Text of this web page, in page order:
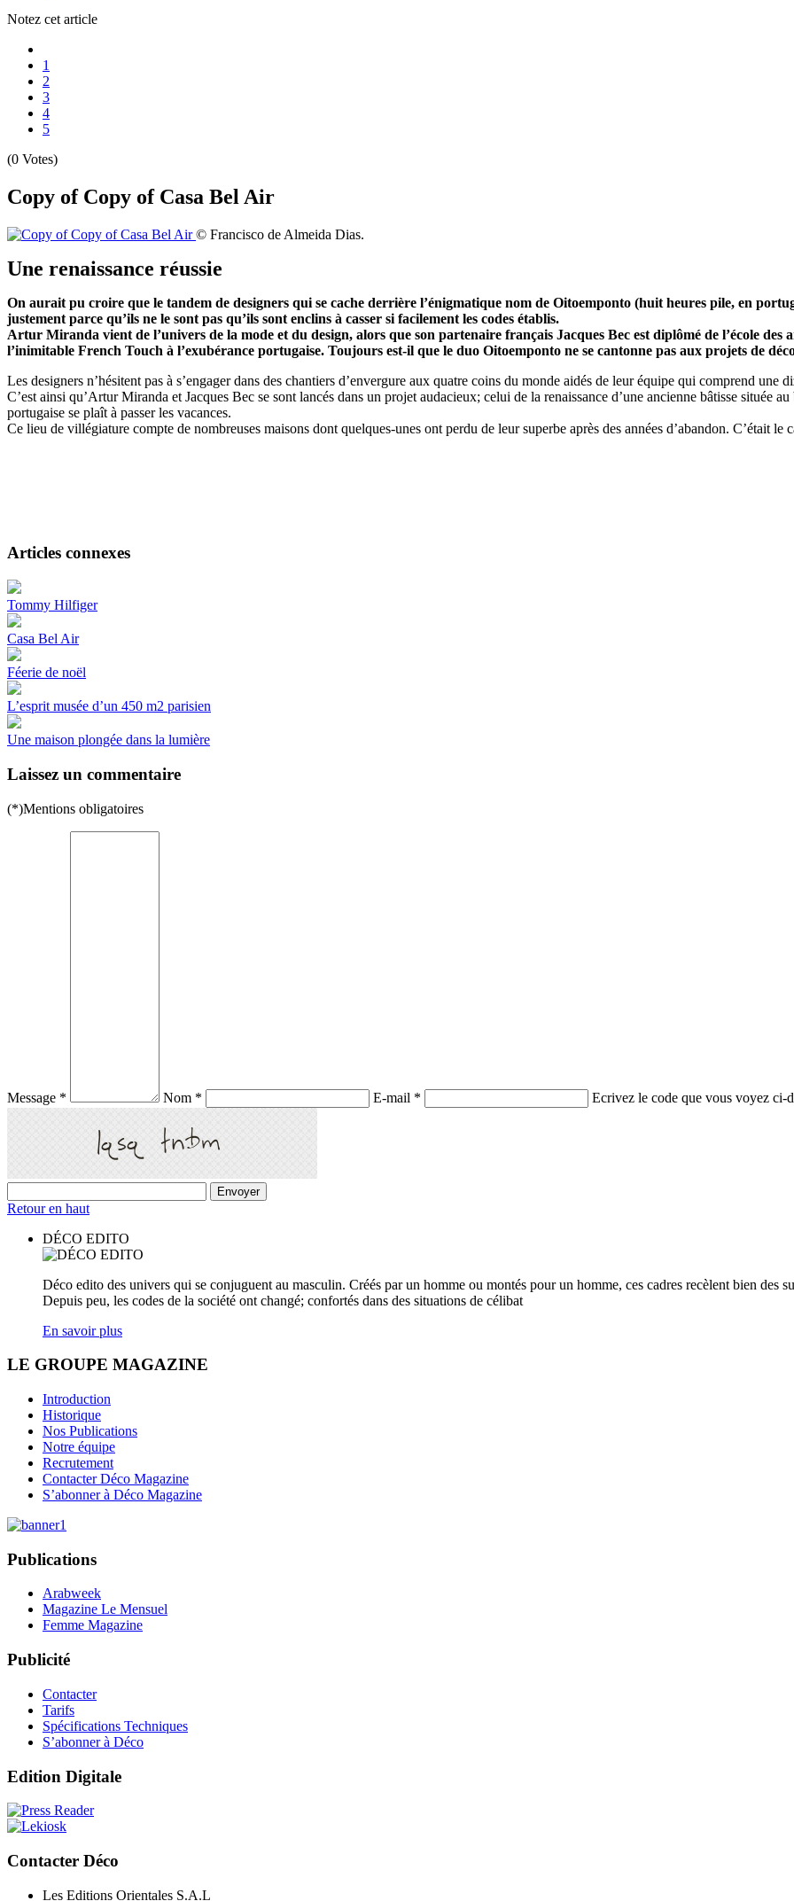
Notez cet article
1
2
3
4
5
(0 Votes)
Copy of Copy of Casa Bel Air
© Francisco de Almeida Dias.
Une renaissance réussie
On aurait pu croire que le tandem de designers qui se cache derrière l’énigmatique nom de Oitoemponto (huit heures pile, en
justement parce qu’ils ne le sont pas qu’ils sont enclins à casser si facilement les codes établis.
Artur Miranda vient de l’univers de la mode et du design, alors que son partenaire français Jacques Bec est diplômé de l’école
l’inimitable French Touch à l’exubérance portugaise. Toujours est-il que le duo Oitoemponto ne se cantonne pas aux projets de
Les designers n’hésitent pas à s’engager dans des chantiers d’envergure aux quatre coins du monde aidés de leur équipe qui comprend une
C’est ainsi qu’Artur Miranda et Jacques Bec se sont lancés dans un projet audacieux; celui de la renaissance d’une ancienne bâtisse située
portugaise se plaît à passer les vacances.
Ce lieu de villégiature compte de nombreuses maisons dont quelques-unes ont perdu de leur superbe après des années d’abandon. C’était
Articles connexes
Tommy Hilfiger
Casa Bel Air
Féerie de noël
L’esprit musée d’un 450 m2 parisien
Une maison plongée dans la lumière
Laissez un commentaire
(*)Mentions obligatoires
Message * Nom * E-mail * Ecrivez le code que vous voyez ci-
Retour en haut
DÉCO EDITO
Déco edito des univers qui se conjuguent au masculin. Créés par un homme ou montés pour un homme, ces cadres recèlent bien des
Depuis peu, les codes de la société ont changé; confortés dans des situations de célibat
En savoir plus
LE GROUPE MAGAZINE
Introduction
Historique
Nos Publications
Notre équipe
Recrutement
Contacter Déco Magazine
S’abonner à Déco Magazine
Publications
Arabweek
Magazine Le Mensuel
Femme Magazine
Publicité
Contacter
Tarifs
Spécifications Techniques
S’abonner à Déco
Edition Digitale
Contacter Déco
Les Editions Orientales S.A.L